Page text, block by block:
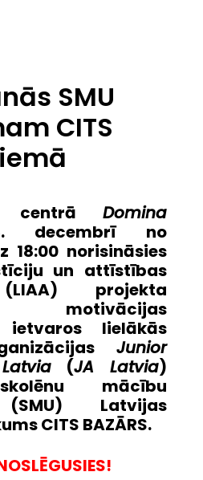
SMU
CITS
centrāDomina
decembrī no
18:00 norisināsies
un attīstības
projekta
motivācijas
ietvaros lielākās
Junior
(JA Latvia)
mācību
(SMU) Latvijas
CITS BAZĀRS.